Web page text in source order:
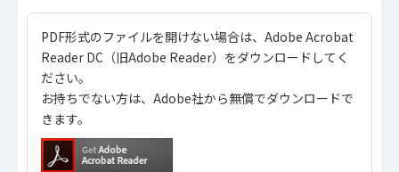
PDF形式のファイルを開けない場合は、Adobe Acrobat
Reader DC（旧Adobe Reader）をダウンロードしてく
ださい。
お持ちでない方は、Adobe社から無償でダウンロードで
きます。